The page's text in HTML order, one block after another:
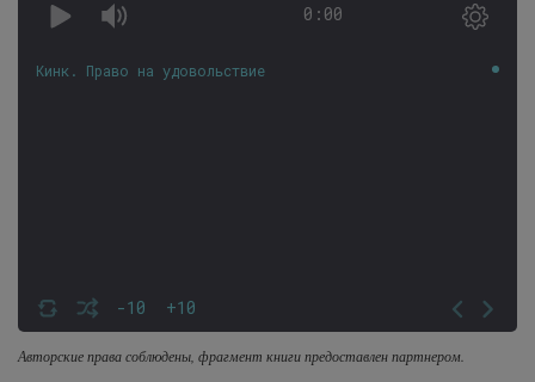
0:00
-10 +10
Кинк. Право на удовольствие
Авторские права соблюдены, фрагмент книги предоставлен партнером.